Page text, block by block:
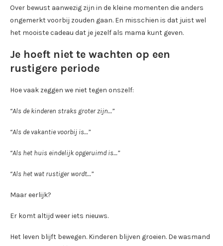
Over bewust aanwezig zijn in de kleine momenten die anders
ongemerkt voorbij zouden gaan. En misschien is dat juist wel
het mooiste cadeau dat je jezelf als mama kunt geven.
Je hoeft niet te wachten op een
rustigere periode
Hoe vaak zeggen we niet tegen onszelf:
“Als de kinderen straks groter zijn…”
“Als de vakantie voorbij is…”
“Als het huis eindelijk opgeruimd is…”
“Als het wat rustiger wordt…”
Maar eerlijk?
Er komt altijd weer iets nieuws.
Het leven blijft bewegen. Kinderen blijven groeien. De wasmand